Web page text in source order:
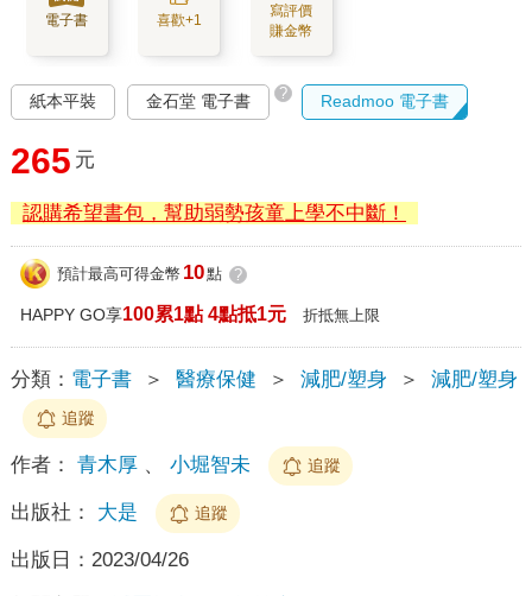
電子書 喜歡+1
寫評價
賺金幣
紙本平裝 金石堂 電子書 ? Readmoo 電子書
265 元
認購希望書包，幫助弱勢孩童上學不中斷！
預計最高可得金幣 10點 ?
HAPPY GO享100累1點 4點抵1元 折抵無上限
分類： 電子書 ＞ 醫療保健 ＞ 減肥/塑身 ＞ 減肥/塑身
追蹤
作者： 青木厚、 小堀智未 追蹤
出版社： 大是 追蹤
出版日： 2023/04/26